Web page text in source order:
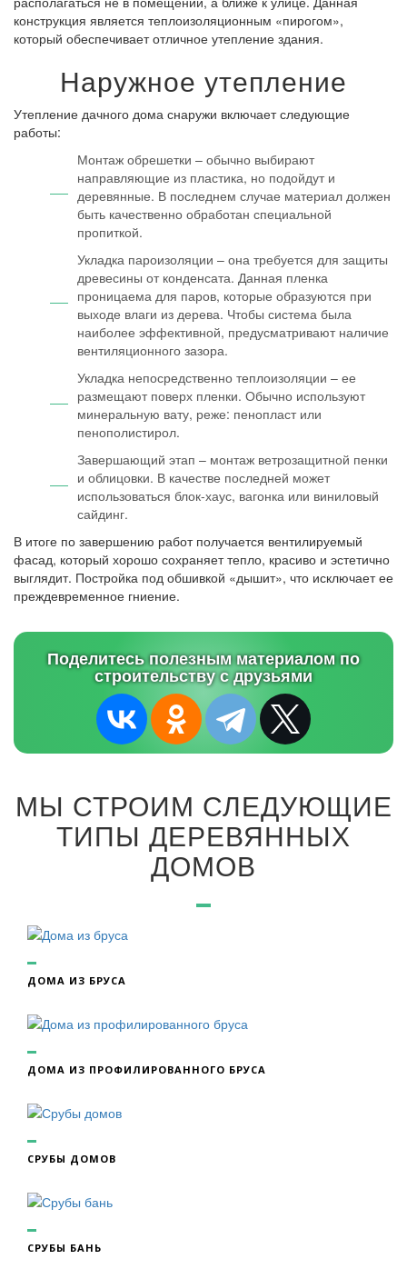
конструкция является теплоизоляционным «пирогом»,
который обеспечивает отличное утепление здания.
Наружное утепление
Утепление дачного дома снаружи включает следующие
работы:
Монтаж обрешетки – обычно выбирают
направляющие из пластика, но подойдут и
деревянные. В последнем случае материал должен
быть качественно обработан специальной
пропиткой.
Укладка пароизоляции – она требуется для защиты
древесины от конденсата. Данная пленка
проницаема для паров, которые образуются при
выходе влаги из дерева. Чтобы система была
наиболее эффективной, предусматривают наличие
вентиляционного зазора.
Укладка непосредственно теплоизоляции – ее
размещают поверх пленки. Обычно используют
минеральную вату, реже: пенопласт или
пенополистирол.
Завершающий этап – монтаж ветрозащитной пенки
и облицовки. В качестве последней может
использоваться блок-хаус, вагонка или виниловый
сайдинг.
В итоге по завершению работ получается вентилируемый
фасад, который хорошо сохраняет тепло, красиво и эстетично
выглядит. Постройка под обшивкой «дышит», что исключает ее
преждевременное гниение.
Поделитесь полезным материалом по
строительству с друзьями
МЫ СТРОИМ СЛЕДУЮЩИЕ
ТИПЫ ДЕРЕВЯННЫХ
ДОМОВ
ДОМА ИЗ БРУСА
ДОМА ИЗ ПРОФИЛИРОВАННОГО БРУСА
СРУБЫ ДОМОВ
СРУБЫ БАНЬ